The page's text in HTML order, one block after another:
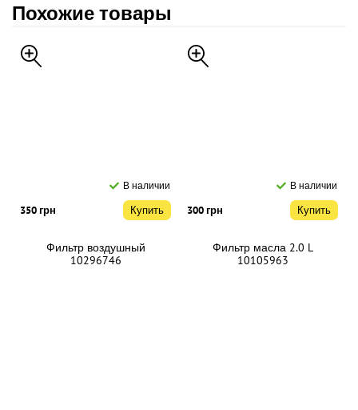
Похожие товары
В наличии
350 грн Купить
Фильтр воздушный
10296746
В наличии
300 грн Купить
Фильтр масла 2.0 L
10105963